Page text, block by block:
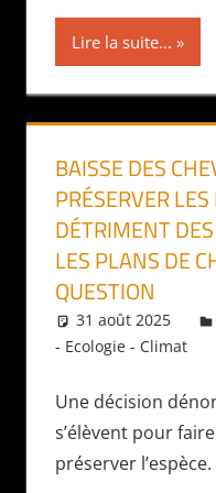
Lire la suite...
BAISSE DES
PRÉSERVER
DÉTRIMENT
LES PLANS DE
QUESTION
31 août 2025
- Ecologie - Climat
Une décision
s’élèvent pour
préserver l’espèce.